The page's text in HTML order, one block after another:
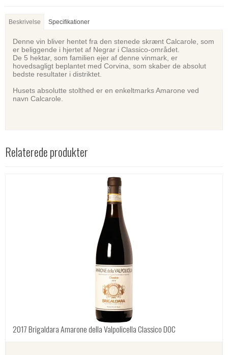
Beskrivelse Specifikationer
Denne vin bliver hentet fra den stenede skrænt Calcarole, som
er beliggende i hjertet af Negrar i Classico-området.
De 5 hektar, som familien ejer af denne vinmark, er
hovedsagligt beplantet med Corvina, som skaber de absolut
bedste resultater i distriktet.
Husets absolutte stolthed er en enkeltmarks Amarone ved
navn Calcarole.
Relaterede produkter
2017 Brigaldara Amarone della Valpolicella Classico DOC